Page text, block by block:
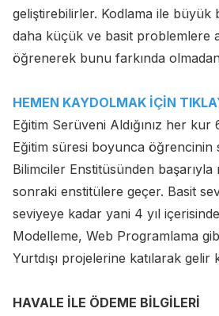
geliştirebilirler. Kodlama ile büyük
daha küçük ve basit problemlere
öğrenerek bunu farkında
HEMEN KAYDOLMAK İÇİN
Eğitim Serüveni Aldığınız her
Eğitim süresi boyunca öğrencinin
Bilimciler Enstitüsünden
sonraki enstitülere geçer. Basit
seviyeye kadar yani 4 yıl
Modelleme, Web Programlama
Yurtdışı projelerine katılarak gelir
HAVALE İLE ÖDEME BİLGİLERİ